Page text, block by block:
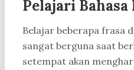
Pelajari Bahasa
Belajar beberapa frasa
sangat berguna saat
setempat akan